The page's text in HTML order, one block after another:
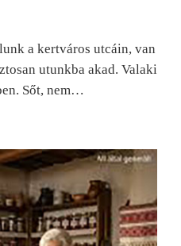
a kertváros utcáin, van
utunkba akad. Valaki
Sőt, nem…